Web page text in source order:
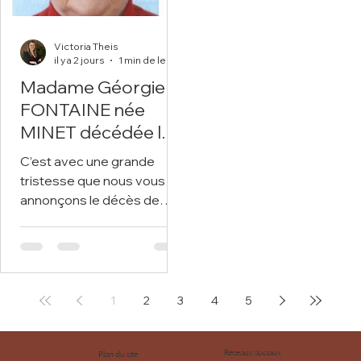
Madame Géorgie
FONTAINE née
MINET décédée le 5
août 2026 dans sa
89ème année.
C’est avec une grande
tristesse que nous vous
annonçons le décès de
FONTAINE survenu le 5
Gohelle. Nous vous invitons
à utiliser cet espace pour
partager des photos
souvenirs, une anecdote ou
Victoria Theis
il y a 2 jours
1 2 3 4 5
Réseaux sociaux
Plan du site